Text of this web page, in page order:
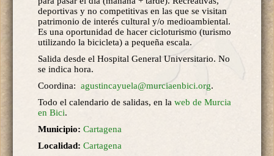
deportivas y no competitivas en las que se visitan
patrimonio de interés cultural y/o medioambiental.
Es una oportunidad de hacer cicloturismo (turismo
utilizando la bicicleta) a pequeña escala.
Salida desde el Hospital General Universitario. No
se indica hora.
Coordina: agustincayuela@murciaenbici.org.
Todo el calendario de salidas, en la web de Murcia
en Bici.
Municipio: Cartagena
Localidad: Cartagena